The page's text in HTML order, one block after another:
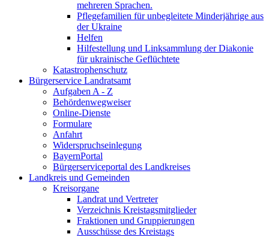
mehreren Sprachen.
Pflegefamilien für unbegleitete Minderjährige aus
der Ukraine
Helfen
Hilfestellung und Linksammlung der Diakonie
für ukrainische Geflüchtete
Katastrophenschutz
Bürgerservice Landratsamt
Aufgaben A - Z
Behördenwegweiser
Online-Dienste
Formulare
Anfahrt
Widerspruchseinlegung
BayernPortal
Bürgerserviceportal des Landkreises
Landkreis und Gemeinden
Kreisorgane
Landrat und Vertreter
Verzeichnis Kreistagsmitglieder
Fraktionen und Gruppierungen
Ausschüsse des Kreistags